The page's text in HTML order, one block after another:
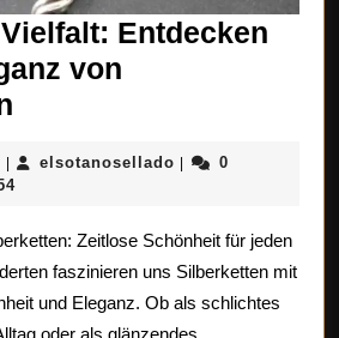
Entdecken
von
Entdecken
die
Eleganz
von
08
Januar
| elsotanosellado elsotanosellado
|
0
Zeitlose Schönheit für jeden
faszinieren uns Silberketten mit
und Eleganz. Ob als schlichtes
oder als glänzendes